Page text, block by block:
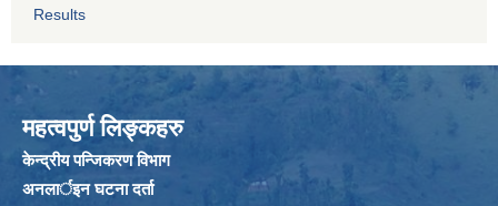
Results
महत्वपुर्ण लिङ्कहरु
केन्द्रीय पन्जिकरण विभाग
अनलार्इन घटना दर्ता